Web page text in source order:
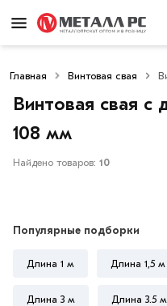
Главная Винтовая свая
Винтовая свая с
108 мм
Найдено товаров: 10
Популярные подборки
Длина 1 м Длина 1,5 м
Длина 3 м Длина 3.5 м
Фильтры
×
Со
скидкой
—